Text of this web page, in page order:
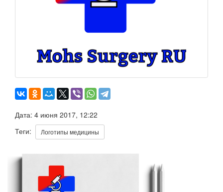
Дата: 4 июня 2017, 12:22
Теги:
Логотипы медицины